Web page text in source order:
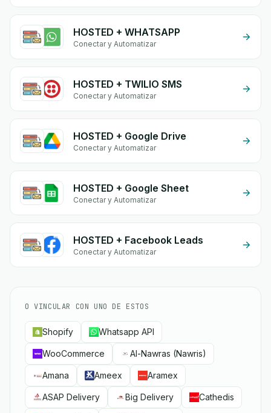
HOSTED + WHATSAPP
Conectar y Automatizar
HOSTED + TWILIO SMS
Conectar y Automatizar
HOSTED + Google Drive
Conectar y Automatizar
HOSTED + Google Sheet
Conectar y Automatizar
HOSTED + Facebook Leads
Conectar y Automatizar
O VINCULAR CON UNO DE ESTOS
Shopify Whatsapp API
WooCommerce Al-Nawras (Nawris)
Amana Ameex Aramex
ASAP Delivery Big Delivery Cathedis